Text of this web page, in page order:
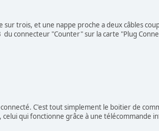
trois, et une nappe proche a deux câbles
connecteur "Counter" sur la carte "Plug
C'est tout simplement le boitier de
celui qui fonctionne grâce à une